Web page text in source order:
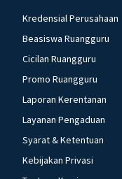
Kredensial Perusahaan
Beasiswa Ruangguru
Cicilan Ruangguru
Promo Ruangguru
Laporan Kerentanan
Layanan Pengaduan
Syarat & Ketentuan
Kebijakan Privasi